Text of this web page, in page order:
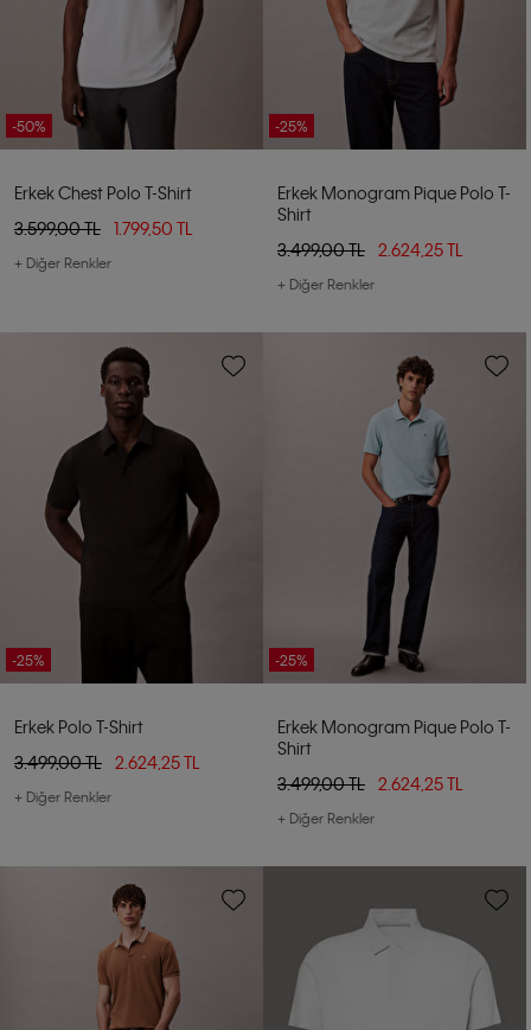
-50%
Erkek Chest Polo T-Shirt
3.599,00 TL
1.799,50 TL
+ Diğer Renkler
-25%
Erkek Monogram Pique Polo T-
Shirt
3.499,00 TL
2.624,25 TL
+ Diğer Renkler
-25%
Erkek Polo T-Shirt
3.499,00 TL
2.624,25 TL
+ Diğer Renkler
-25%
Erkek Monogram Pique Polo T-
Shirt
3.499,00 TL
2.624,25 TL
+ Diğer Renkler